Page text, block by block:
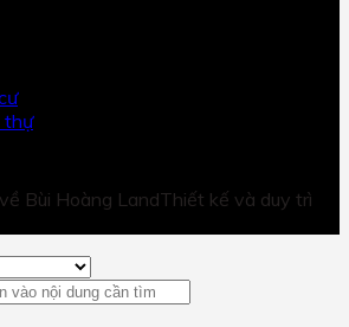
thự
Bùi Hoàng LandThiết kế và duy trì